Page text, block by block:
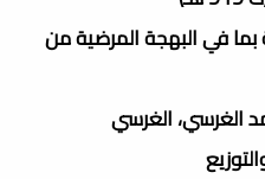
في البهجة المرضية من
الغرسي، الغرسي